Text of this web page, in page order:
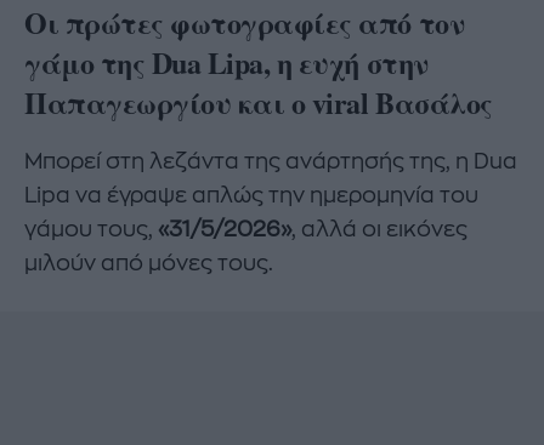
Οι πρώτες φωτογραφίες από τον
γάμο της Dua Lipa, η ευχή στην
Παπαγεωργίου και ο viral Βασάλος
Μπορεί στη λεζάντα της ανάρτησής της, η Dua
Lipa να έγραψε απλώς την ημερομηνία του
γάμου τους, «31/5/2026», αλλά οι εικόνες
μιλούν από μόνες τους.